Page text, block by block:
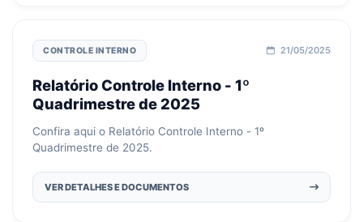
CONTROLE INTERNO 21/05/2025
Relatório Controle Interno - 1º
Quadrimestre de 2025
Confira aqui o Relatório Controle Interno - 1º
Quadrimestre de 2025.
VER DETALHES E DOCUMENTOS